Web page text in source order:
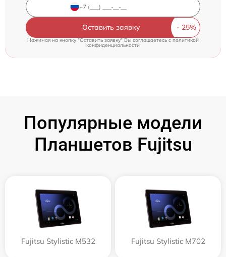
Оставить заявку
Нажимая на кнопку "Оставить заявку" Вы соглашаетесь c политикой
конфиденциальности
Популярные модели
Планшетов Fujitsu
Fujitsu Stylistic M532 Fujitsu Stylistic M702